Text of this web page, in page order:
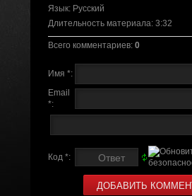
Язык: Русский
Длительность материала: 3:32
Всего комментариев: 0
Имя *:
Email
*:
Код *: